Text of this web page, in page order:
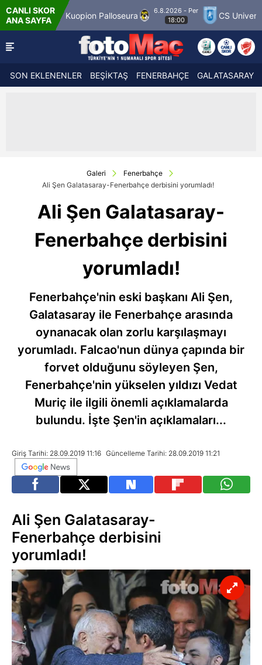
CANLI SKOR
ANA SAYFA
12 Kuopion Palloseura
6.8.2026 - Per
18:00
CS Universitatea
SON EKLENENLER BEŞİKTAŞ FENERBAHÇE GALATASARAY
Galeri
Fenerbahçe
Ali Şen Galatasaray-Fenerbahçe derbisini yorumladı!
Ali Şen Galatasaray-
Fenerbahçe derbisini
yorumladı!
Fenerbahçe'nin eski başkanı Ali Şen,
Galatasaray ile Fenerbahçe arasında
oynanacak olan zorlu karşılaşmayı
yorumladı. Falcao'nun dünya çapında bir
forvet olduğunu söyleyen Şen,
Fenerbahçe'nin yükselen yıldızı Vedat
Muriç ile ilgili önemli açıklamalarda
bulundu. İşte Şen'in açıklamaları...
Giriş Tarihi: 28.09.2019 11:16 Güncelleme Tarihi: 28.09.2019 11:21
Ali Şen Galatasaray-
Fenerbahçe derbisini
yorumladı!